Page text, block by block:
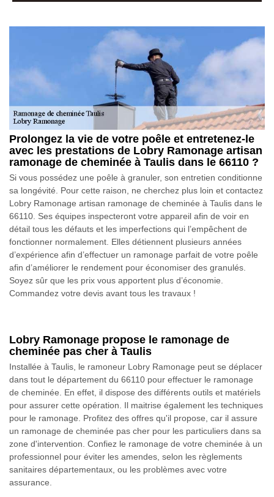
Prolongez la vie de votre poêle et entretenez-le
avec les prestations de Lobry Ramonage artisan
ramonage de cheminée à Taulis dans le 66110 ?
Si vous possédez une poêle à granuler, son entretien conditionne
sa longévité. Pour cette raison, ne cherchez plus loin et contactez
Lobry Ramonage artisan ramonage de cheminée à Taulis dans le
66110. Ses équipes inspecteront votre appareil afin de voir en
détail tous les défauts et les imperfections qui l’empêchent de
fonctionner normalement. Elles détiennent plusieurs années
d’expérience afin d’effectuer un ramonage parfait de votre poêle
afin d’améliorer le rendement pour économiser des granulés.
Soyez sûr que les prix vous apportent plus d’économie.
Commandez votre devis avant tous les travaux !
Lobry Ramonage propose le ramonage de
cheminée pas cher à Taulis
Installée à Taulis, le ramoneur Lobry Ramonage peut se déplacer
dans tout le département du 66110 pour effectuer le ramonage
de cheminée. En effet, il dispose des différents outils et matériels
pour assurer cette opération. Il maitrise également les techniques
pour le ramonage. Profitez des offres qu'il propose, car il assure
un ramonage de cheminée pas cher pour les particuliers dans sa
zone d'intervention. Confiez le ramonage de votre cheminée à un
professionnel pour éviter les amendes, selon les règlements
sanitaires départementaux, ou les problèmes avec votre
assurance.